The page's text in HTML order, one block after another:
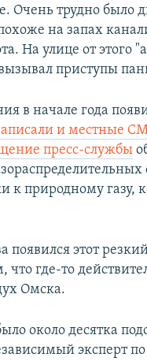
Очень трудно было
на запах
На улице от этого
приступы
в начале года
и местные
пресс-службы
к природному газу,
появился этот
где-то
Омска.
около десятка
эксперт